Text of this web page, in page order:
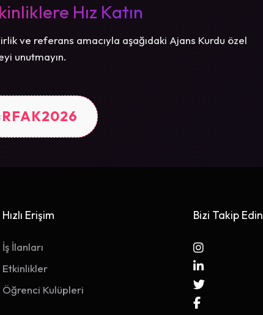
Hız Katın
ve referans amacıyla aşağıdaki Ajans Kurdu özel
unutmayın.
RFAK2026
Hızlı Erişim
İş İlanları
Etkinlikler
Öğrenci Kulüpleri
Bizi Takip Edin